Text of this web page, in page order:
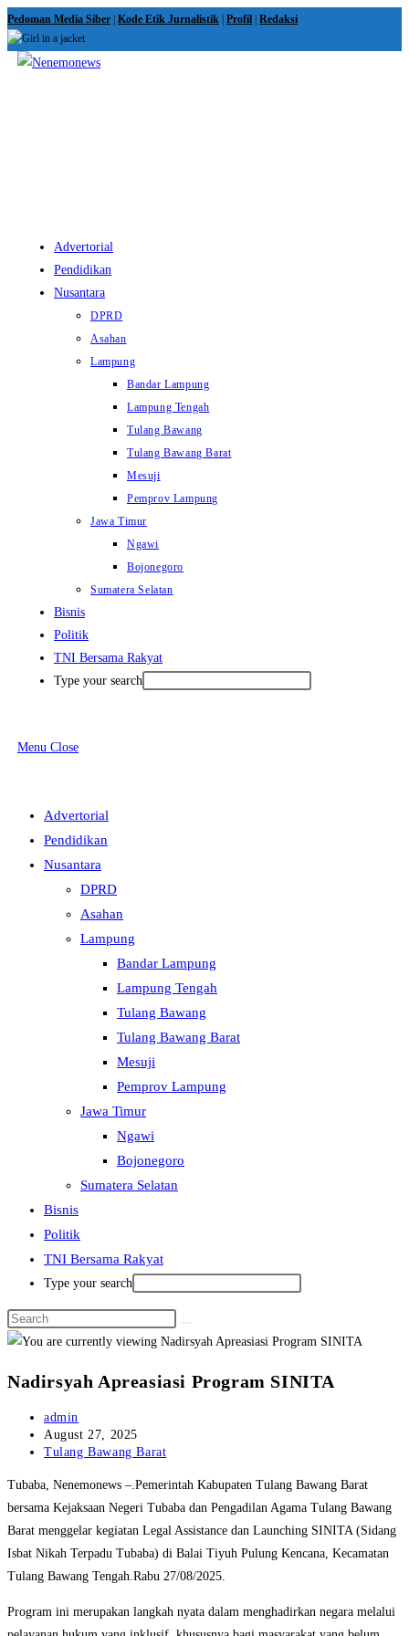
Skip
to
content
Pedoman Media Siber Kode Etik Jurnalistik Profil Redaksi
Advertorial
Pendidikan
Nusantara
DPRD
Asahan
Lampung
Bandar Lampung
Lampung Tengah
Tulang Bawang
Tulang Bawang Barat
Mesuji
Pemprov Lampung
Jawa Timur
Ngawi
Bojonegoro
Sumatera Selatan
Bisnis
Politik
TNI Bersama Rakyat
Type your search
Menu Close
Advertorial
Pendidikan
Nusantara
DPRD
Asahan
Lampung
Bandar Lampung
Lampung Tengah
Tulang Bawang
Tulang Bawang Barat
Mesuji
Pemprov Lampung
Jawa Timur
Ngawi
Bojonegoro
Sumatera Selatan
Bisnis
Politik
TNI Bersama Rakyat
Type your search
Nadirsyah Apreasiasi Program SINITA
Post
author:
admin
Post
published:
August 27, 2025
Post
Tulang Bawang Barat
Tubaba, Nenemonews –.Pemerintah Kabupaten Tulang Bawang Barat
bersama Kejaksaan Negeri Tubaba dan Pengadilan Agama Tulang Bawang
Barat menggelar kegiatan Legal Assistance dan Launching SINITA (Sidang
Isbat Nikah Terpadu Tubaba) di Balai Tiyuh Pulung Kencana, Kecamatan
Tulang Bawang Tengah.Rabu 27/08/2025.
Program ini merupakan langkah nyata dalam menghadirkan negara melalui